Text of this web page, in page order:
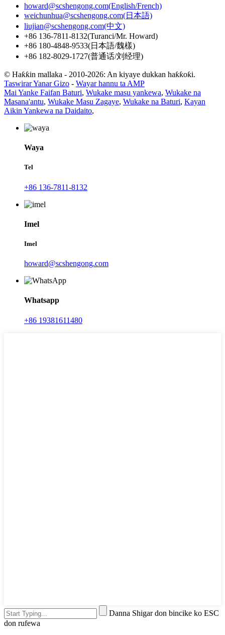
howard@scshengong.com(English/French)
weichunhua@scshengong.com(日本語)
liujian@scshengong.com(中文)
+86 136-7811-8132(Turanci/Mr. Howard)
+86 180-4848-9533(日本語/魏樣)
+86 182-8029-1727(普通话/刘经理)
© Haƙƙin mallaka - 2010-2026: An kiyaye dukkan haƙƙoƙi.
Taswirar Yanar Gizo - Wayar hannu ta AMP
Mai Yanke Faifan Baturi, Wukake masu yankewa, Wukake na
Masana'antu, Wukake Masu Zagaye, Wukake na Baturi, Kayan
Aikin Yankewa na Daidaito,
Waya
Tel
+86 136-7811-8132
Imel
Imel
howard@scshengong.com
Whatsapp
+86 19381611480
Danna Shigar don bincike ko ESC
don rufewa